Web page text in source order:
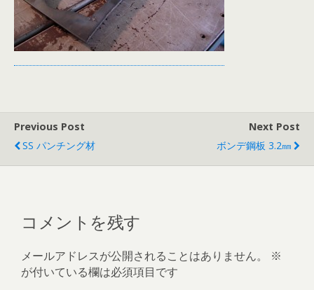
Previous Post
SS パンチング材
Next Post
ボンデ鋼板 3.2㎜
コメントを残す
メールアドレスが公開されることはありません。
※
が付いている欄は必須項目です